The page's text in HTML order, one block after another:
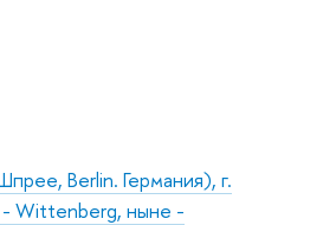
Berlin. Германия), г.
Wittenberg, ныне -